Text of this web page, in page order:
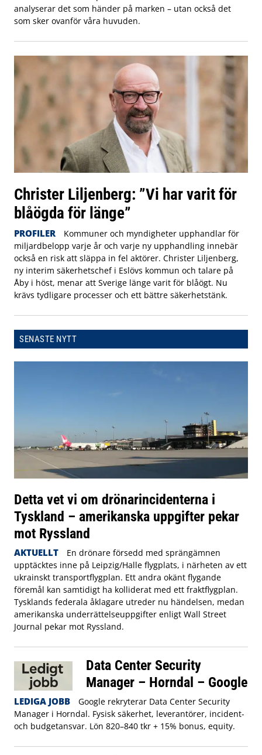
analyserar det som händer på marken – utan också det
som sker ovanför våra huvuden.
Christer Liljenberg: ”Vi har varit för
blåögda för länge”
PROFILER
Kommuner och myndigheter upphandlar för
miljardbelopp varje år och varje ny upphandling innebär
också en risk att släppa in fel aktörer. Christer Liljenberg,
ny interim säkerhetschef i Eslövs kommun och talare på
Åby i höst, menar att Sverige länge varit för blåögt. Nu
krävs tydligare processer och ett bättre säkerhetstänk.
SENASTE NYTT
Detta vet vi om drönarincidenterna i
Tyskland – amerikanska uppgifter pekar
mot Ryssland
AKTUELLT
En drönare försedd med sprängämnen
upptäcktes inne på Leipzig/Halle flygplats, i närheten av ett
ukrainskt transportflygplan. Ett andra okänt flygande
föremål kan samtidigt ha kolliderat med ett fraktflygplan.
Tysklands federala åklagare utreder nu händelsen, medan
amerikanska underrättelseuppgifter enligt Wall Street
Journal pekar mot Ryssland.
Data Center Security
Manager – Horndal – Google
LEDIGA JOBB
Google rekryterar Data Center Security
Manager i Horndal. Fysisk säkerhet, leverantörer, incident-
och budgetansvar. Lön 820–840 tkr + 15% bonus, equity.